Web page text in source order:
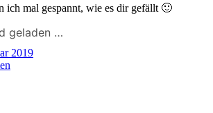
ich mal gespannt, wie es dir gefällt 🙂
geladen …
2019